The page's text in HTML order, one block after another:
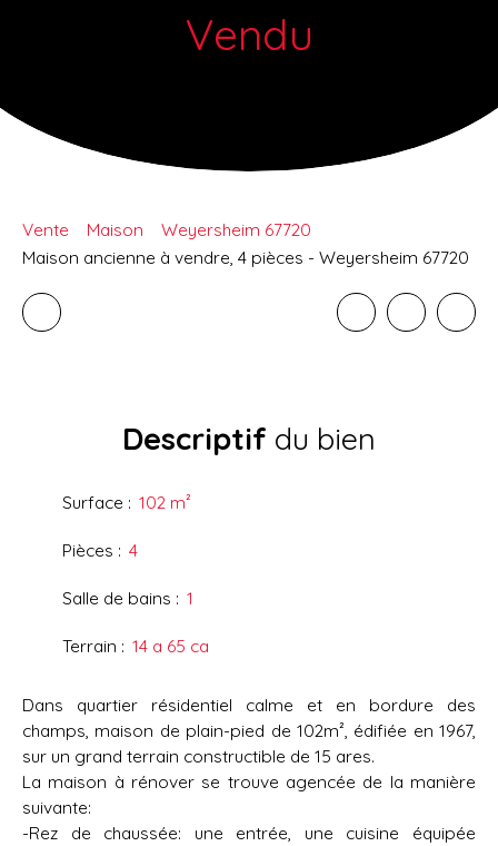
Vendu
Vente Maison
Weyersheim 67720
Maison ancienne à vendre, 4 pièces - Weyersheim 67720
Descriptif du bien
Surface : 102 m²
Pièces : 4
Salle de bains : 1
Terrain : 14 a 65 ca
Dans quartier résidentiel calme et en bordure des
champs, maison de plain-pied de 102m², édifiée en 1967,
sur un grand terrain constructible de 15 ares.
La maison à rénover se trouve agencée de la manière
suivante:
-Rez de chaussée: une entrée, une cuisine équipée